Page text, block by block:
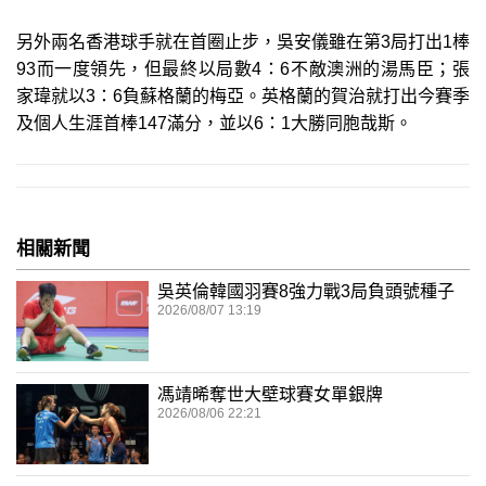
另外兩名香港球手就在首圈止步，吳安儀雖在第3局打出1棒
93而一度領先，但最終以局數4：6不敵澳洲的湯馬臣；張
家瑋就以3：6負蘇格蘭的梅亞。英格蘭的賀治就打出今賽季
及個人生涯首棒147滿分，並以6：1大勝同胞哉斯。
相關新聞
吳英倫韓國羽賽8強力戰3局負頭號種子
2026/08/07 13:19
馮靖晞奪世大壁球賽女單銀牌
2026/08/06 22:21